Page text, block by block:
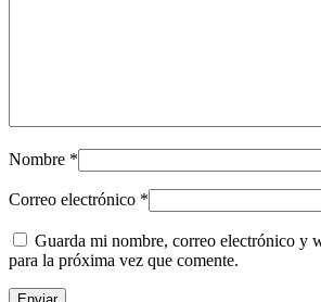
Nombre *
Correo electrónico *
Guarda mi nombre, correo electrónico y
para la próxima vez que comente.